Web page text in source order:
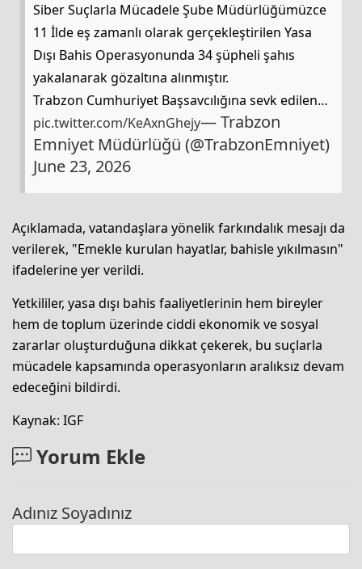
​Siber Suçlarla Mücadele Şube Müdürlüğümüzce
11 İlde eş zamanlı olarak gerçekleştirilen Yasa
Dışı Bahis Operasyonunda 34 şüpheli şahıs
yakalanarak gözaltına alınmıştır.
​Trabzon Cumhuriyet Başsavcılığına sevk edilen…
pic.twitter.com/KeAxnGhejy— Trabzon
Emniyet Müdürlüğü (@TrabzonEmniyet)
June 23, 2026
Açıklamada, vatandaşlara yönelik farkındalık mesajı da
verilerek, "Emekle kurulan hayatlar, bahisle yıkılmasın"
ifadelerine yer verildi.
Yetkililer, yasa dışı bahis faaliyetlerinin hem bireyler
hem de toplum üzerinde ciddi ekonomik ve sosyal
zararlar oluşturduğuna dikkat çekerek, bu suçlarla
mücadele kapsamında operasyonların aralıksız devam
edeceğini bildirdi.
Kaynak: IGF
Yorum Ekle
Adınız Soyadınız